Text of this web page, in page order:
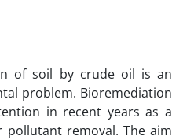
of soil by crude oil is an
problem. Bioremediation
in recent years as a
pollutant removal. The aim